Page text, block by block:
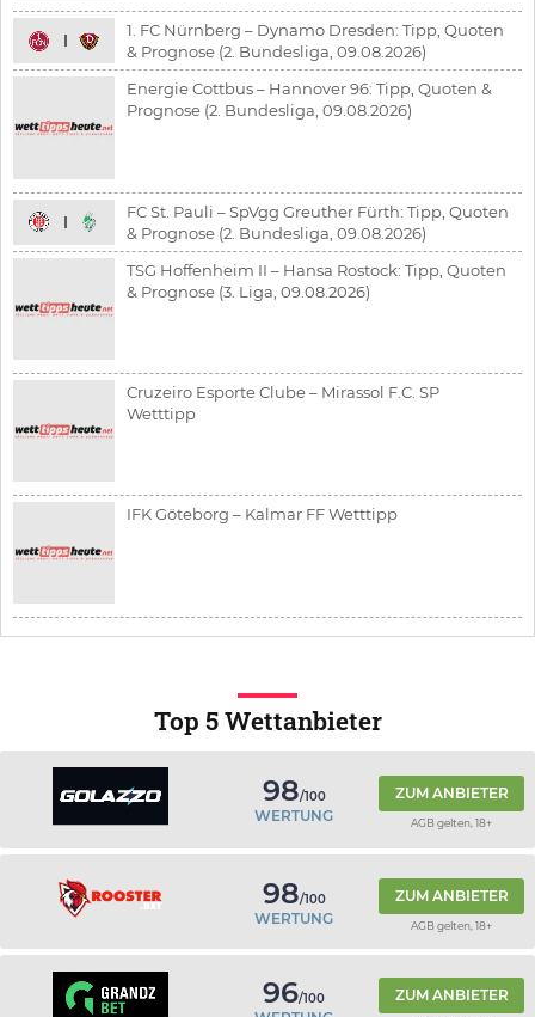
1. FC Nürnberg – Dynamo Dresden: Tipp, Quoten
& Prognose (2. Bundesliga, 09.08.2026)
Energie Cottbus – Hannover 96: Tipp, Quoten &
Prognose (2. Bundesliga, 09.08.2026)
FC St. Pauli – SpVgg Greuther Fürth: Tipp, Quoten
& Prognose (2. Bundesliga, 09.08.2026)
TSG Hoffenheim II – Hansa Rostock: Tipp, Quoten
& Prognose (3. Liga, 09.08.2026)
Cruzeiro Esporte Clube – Mirassol F.C. SP
Wetttipp
IFK Göteborg – Kalmar FF Wetttipp
Top 5 Wettanbieter
98/100
WERTUNG
ZUM ANBIETER
AGB gelten, 18+
98/100
WERTUNG
ZUM ANBIETER
AGB gelten, 18+
96/100 ZUM ANBIETER